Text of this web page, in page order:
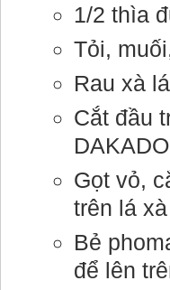
1/2 thìa
Tỏi,
Rau xà
Cắt đầu
Gọt vỏ,
trên lá
Bẻ
để lên